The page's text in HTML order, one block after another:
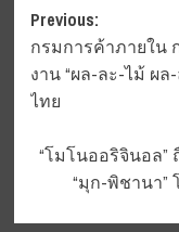
Post
navigation
Previous:
กรมการค้าภายใน
งาน “ผล-ละ-ไม้ ผ
ไทย
“โมโนออริจินอล”
“มุก-พิชานา”